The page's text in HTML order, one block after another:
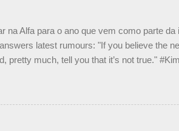
na Alfa para o ano que vem como parte
latest rumours: "If you believe the
pretty much, tell you that it’s not true."
What is it like to have Kimi as a team
— Formula 1 (@F1) October 8, 2020